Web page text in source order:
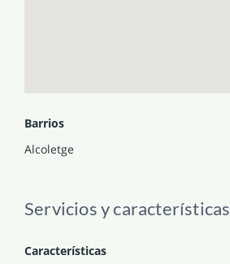
Barrios
Alcoletge
Servicios y características
Características